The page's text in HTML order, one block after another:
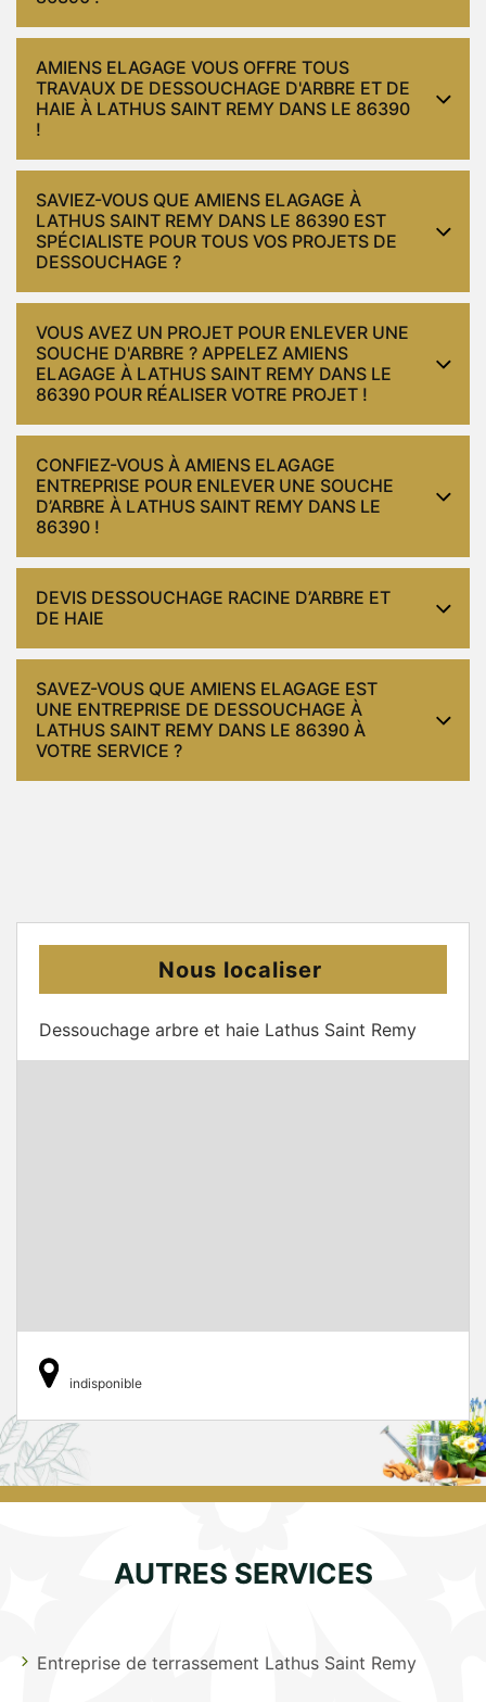
AMIENS ELAGAGE VOUS OFFRE TOUS
TRAVAUX DE DESSOUCHAGE D'ARBRE ET DE
HAIE À LATHUS SAINT REMY DANS LE 86390
!
SAVIEZ-VOUS QUE AMIENS ELAGAGE À
LATHUS SAINT REMY DANS LE 86390 EST
SPÉCIALISTE POUR TOUS VOS PROJETS DE
DESSOUCHAGE ?
VOUS AVEZ UN PROJET POUR ENLEVER UNE
SOUCHE D'ARBRE ? APPELEZ AMIENS
ELAGAGE À LATHUS SAINT REMY DANS LE
86390 POUR RÉALISER VOTRE PROJET !
CONFIEZ-VOUS À AMIENS ELAGAGE
ENTREPRISE POUR ENLEVER UNE SOUCHE
D’ARBRE À LATHUS SAINT REMY DANS LE
86390 !
DEVIS DESSOUCHAGE RACINE D’ARBRE ET
DE HAIE
SAVEZ-VOUS QUE AMIENS ELAGAGE EST
UNE ENTREPRISE DE DESSOUCHAGE À
LATHUS SAINT REMY DANS LE 86390 À
VOTRE SERVICE ?
Nous localiser
Dessouchage arbre et haie Lathus Saint Remy
indisponible
AUTRES SERVICES
Entreprise de terrassement Lathus Saint Remy